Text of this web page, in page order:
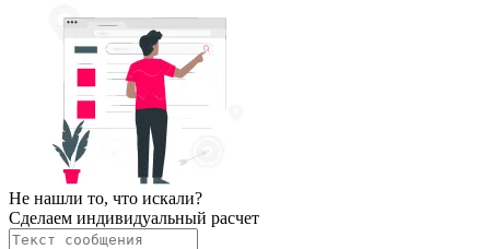
Не нашли то, что искали?
Сделаем индивидуальный расчет